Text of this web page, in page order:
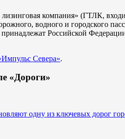
лизинговая компания» (ГТЛК,
водного и городского
принадлежат Российской
Севера».
«Дороги»
одну из ключевых дорог